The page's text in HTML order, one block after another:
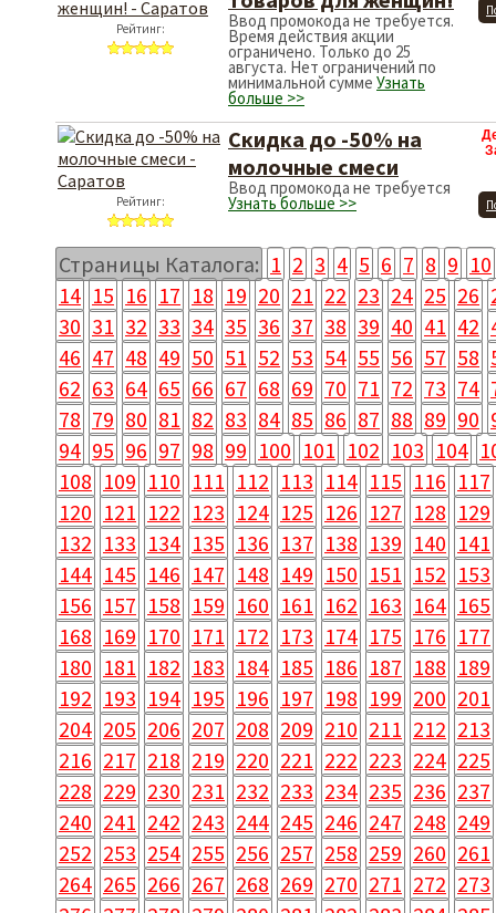
Рейтинг: Ввод промокода не требуется.
Время действия акции
ограничено. Только до 25
августа. Нет ограничений по
минимальной сумме Узнать
больше >>
Рейтинг:
Скидка до -50% на
молочные смеси
Ввод промокода не требуется
Узнать больше >>
Страницы Каталога: 1 2 3 4 5 6 7 8 9 10
14 15 16 17 18 19 20 21 22 23 24 25 26
30 31 32 33 34 35 36 37 38 39 40 41 42
46 47 48 49 50 51 52 53 54 55 56 57 58
62 63 64 65 66 67 68 69 70 71 72 73 74
78 79 80 81 82 83 84 85 86 87 88 89 90
94 95 96 97 98 99 100 101 102 103 104
108 109 110 111 112 113 114 115 116 117
120 121 122 123 124 125 126 127 128 129
132 133 134 135 136 137 138 139 140 141
144 145 146 147 148 149 150 151 152 153
156 157 158 159 160 161 162 163 164 165
168 169 170 171 172 173 174 175 176 177
180 181 182 183 184 185 186 187 188 189
192 193 194 195 196 197 198 199 200 201
204 205 206 207 208 209 210 211 212 213
216 217 218 219 220 221 222 223 224 225
228 229 230 231 232 233 234 235 236 237
240 241 242 243 244 245 246 247 248 249
252 253 254 255 256 257 258 259 260 261
264 265 266 267 268 269 270 271 272 273